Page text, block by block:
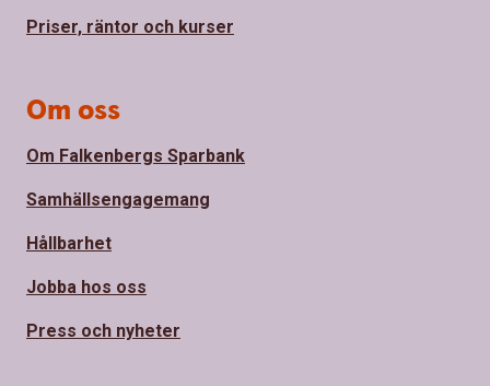
Priser, räntor och kurser
Om oss
Om Falkenbergs Sparbank
Samhällsengagemang
Hållbarhet
Jobba hos oss
Press och nyheter